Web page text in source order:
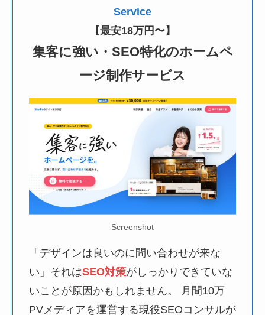
Service
【最安18万円〜】
集客に強い・SEO特化のホームペ
ージ制作サービス
Screenshot
「デザインは良いのに問い合わせが来な
い」それはSEO対策がしっかりできていな
いことが原因かもしれません。 月間10万
PVメディアを運営する現役SEOコンサルが